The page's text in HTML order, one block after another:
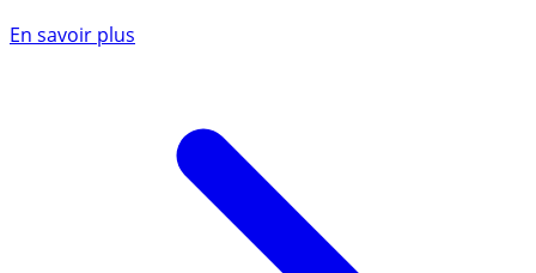
En savoir plus